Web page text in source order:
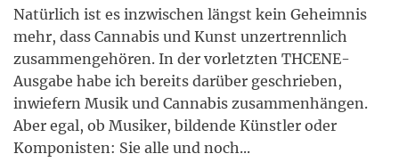
Natürlich ist es inzwischen längst kein Geheimnis
mehr, dass Cannabis und Kunst unzertrennlich
zusammengehören. In der vorletzten THCENE-
Ausgabe habe ich bereits darüber geschrieben,
inwiefern Musik und Cannabis zusammenhängen.
Aber egal, ob Musiker, bildende Künstler oder
Komponisten: Sie alle und noch...